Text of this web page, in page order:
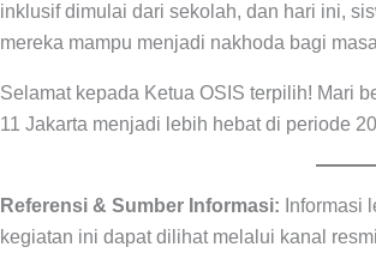
inklusif dimulai dari sekolah, dan hari ini,
mereka mampu menjadi nakhoda bagi
Selamat kepada Ketua OSIS terpilih! Mari
11 Jakarta menjadi lebih hebat di periode
Referensi & Sumber Informasi: Informasi
kegiatan ini dapat dilihat melalui kanal